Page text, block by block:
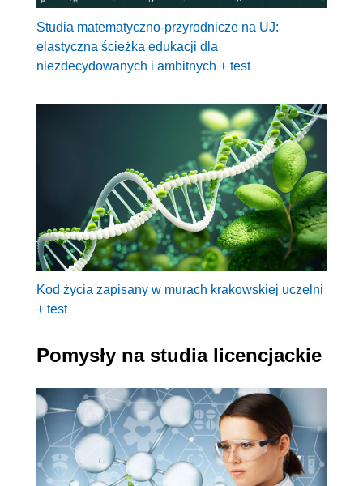
Studia matematyczno-przyrodnicze na UJ:
elastyczna ścieżka edukacji dla
niezdecydowanych i ambitnych + test
Kod życia zapisany w murach krakowskiej uczelni
+ test
Pomysły na studia licencjackie